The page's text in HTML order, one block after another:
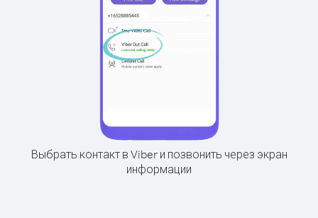
Выбрать контакт в Viber и позвонить через экран
информации